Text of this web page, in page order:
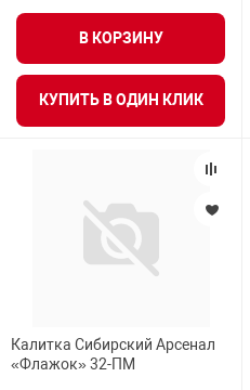
решения
В КОРЗИНУ
КУПИТЬ В ОДИН КЛИК
Калитка Сибирский Арсенал
«Флажок» 32-ПМ